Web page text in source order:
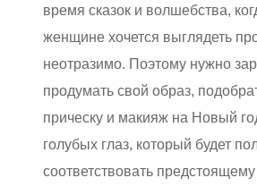
время сказок и волшебства,
женщине хочется выглядеть
неотразимо. Поэтому нужно
продумать свой образ,
прическу и макияж на Новый
голубых глаз, который будет
соответствовать предстоящему